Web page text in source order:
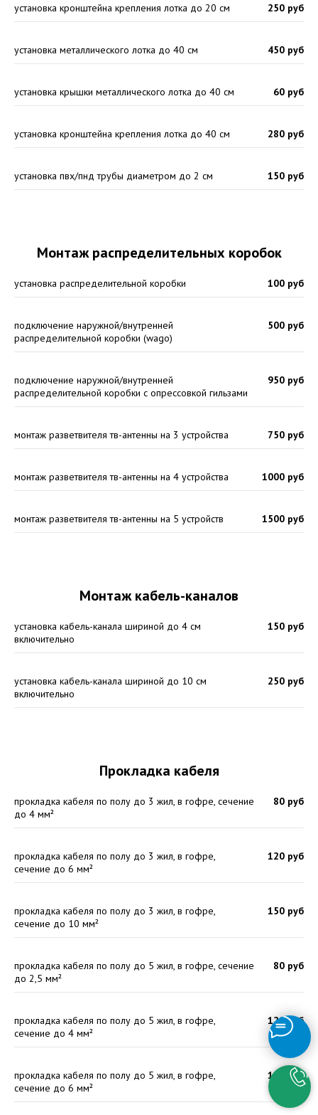
установка кронштейна крепления лотка до 20 см 250 руб
установка металлического лотка до 40 см 450 руб
установка крышки металлического лотка до 40 см 60 руб
установка кронштейна крепления лотка до 40 см 280 руб
установка пвх/пнд трубы диаметром до 2 см 150 руб
Монтаж распределительных коробок
установка распределительной коробки 100 руб
подключение наружной/внутренней
распределительной коробки (wago)
500 руб
подключение наружной/внутренней
распределительной коробки с опрессовкой гильзами
950 руб
монтаж разветвителя тв-антенны на 3 устройства 750 руб
монтаж разветвителя тв-антенны на 4 устройства 1000 руб
монтаж разветвителя тв-антенны на 5 устройств 1500 руб
Монтаж кабель-каналов
установка кабель-канала шириной до 4 см
включительно
150 руб
установка кабель-канала шириной до 10 см
включительно
250 руб
Прокладка кабеля
прокладка кабеля по полу до 3 жил, в гофре, сечение
до 4 мм²
80 руб
прокладка кабеля по полу до 3 жил, в гофре,
сечение до 6 мм²
120 руб
прокладка кабеля по полу до 3 жил, в гофре,
сечение до 10 мм²
150 руб
прокладка кабеля по полу до 5 жил, в гофре, сечение
до 2,5 мм²
80 руб
прокладка кабеля по полу до 5 жил, в гофре,
сечение до 4 мм²
120 руб
прокладка кабеля по полу до 5 жил, в гофре,
сечение до 6 мм²
150 руб